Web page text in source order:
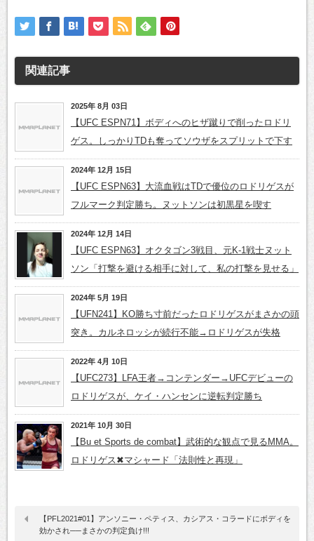
関連記事
2025年 8月 03日
【UFC ESPN71】ボディへのヒザ蹴りで削ったロドリ
ゲス。しっかりTDも奪ってソウザをスプリットで下す
2024年 12月 15日
【UFC ESPN63】大流血戦はTDで優位のロドリゲスが
フルマーク判定勝ち。ヌットソンは初黒星を喫す
2024年 12月 14日
【UFC ESPN63】オクタゴン3戦目、元K-1戦士ヌット
ソン「打撃を避ける相手に対して、私の打撃を見せる」
2024年 5月 19日
【UFN241】KO勝ち寸前だったロドリゲスがまさかの頭
突き。カルネロッシが続行不能→ロドリゲスが失格
2022年 4月 10日
【UFC273】LFA王者→コンテンダー→UFCデビューの
ロドリゲスが、ケイ・ハンセンに逆転判定勝ち
2021年 10月 30日
【Bu et Sports de combat】武術的な観点で見るMMA。
ロドリゲス✖マシャード「法則性と再現」
【PFL2021#01】アンソニー・ペティス、カシアス・コラードにボディを
効かされ──まさかの判定負け!!!